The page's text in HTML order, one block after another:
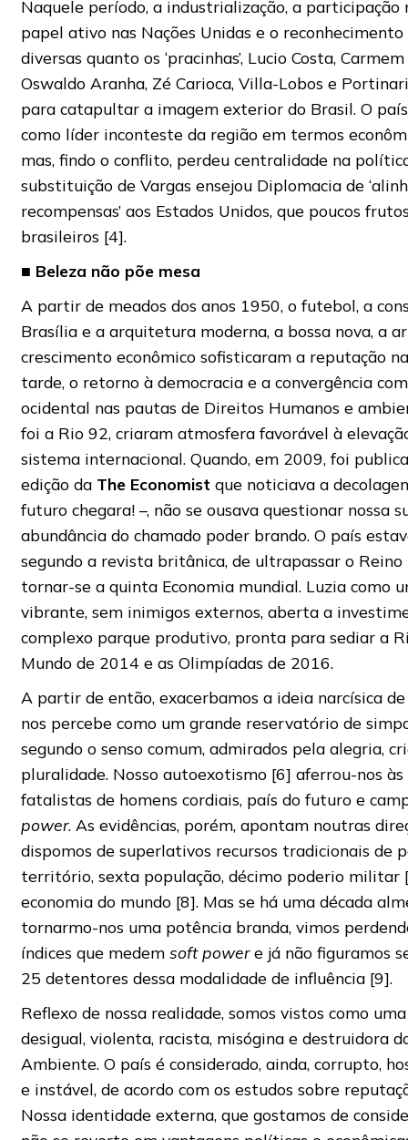
Naquele período, a industrialização, a participação
papel ativo nas Nações Unidas e o
diversas quanto os ‘pracinhas’, Lucio Costa,
Oswaldo Aranha, Zé Carioca, Villa-Lobos e
para catapultar a imagem exterior do Brasil. O
como líder inconteste da região em termos
mas, findo o conflito, perdeu centralidade na
substituição de Vargas ensejou Diplomacia de
recompensas’ aos Estados Unidos, que poucos
brasileiros [4].
■ Beleza não põe mesa
A partir de meados dos anos 1950, o futebol, a
Brasília e a arquitetura moderna, a bossa nova, a
crescimento econômico sofisticaram a reputação
tarde, o retorno à democracia e a convergência
ocidental nas pautas de Direitos Humanos e
foi a Rio 92, criaram atmosfera favorável à
sistema internacional. Quando, em 2009, foi
edição da The Economist que noticiava a
futuro chegara! –, não se ousava questionar nossa
abundância do chamado poder brando. O país
segundo a revista britânica, de ultrapassar o Reino
tornar-se a quinta Economia mundial. Luzia como
vibrante, sem inimigos externos, aberta a
complexo parque produtivo, pronta para sediar a
Mundo de 2014 e as Olimpíadas de 2016.
A partir de então, exacerbamos a ideia narcísica
nos percebe como um grande reservatório de
segundo o senso comum, admirados pela alegria,
pluralidade. Nosso autoexotismo [6] aferrou-nos às
fatalistas de homens cordiais, país do futuro e
power. As evidências, porém, apontam noutras
dispomos de superlativos recursos tradicionais de
território, sexta população, décimo poderio militar
economia do mundo [8]. Mas se há uma década
tornarmo-nos uma potência branda, vimos
índices que medem soft powere já não figuramos
25 detentores dessa modalidade de influência [9].
Reflexo de nossa realidade, somos vistos como
desigual, violenta, racista, misógina e destruidora
Ambiente. O país é considerado, ainda, corrupto,
e instável, de acordo com os estudos sobre
Nossa identidade externa, que gostamos de